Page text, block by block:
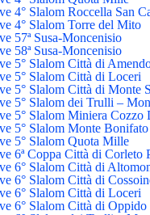
4° Slalom Roccella San
4° Slalom Torre del Mito
57ª Susa-Moncenisio
58ª Susa-Moncenisio
5° Slalom Città di
5° Slalom Città di Loceri
5° Slalom Città di Monte
5° Slalom dei Trulli –
5° Slalom Miniera Cozzo
5° Slalom Monte
5° Slalom Quota Mille
6ª Coppa Città di Corleto
6° Slalom Città di
6° Slalom Città di
6° Slalom Città di Loceri
6° Slalom Città di Oppido